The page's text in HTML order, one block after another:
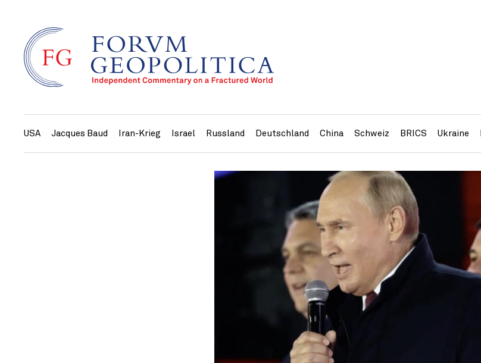
USA Jacques Baud Iran-Krieg Israel Russland Deutschland China Schweiz BRICS Ukraine